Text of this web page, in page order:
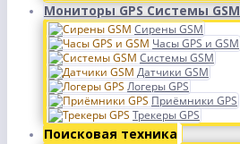
Мониторы GPS Системы GSM
Сирены GSM
Часы GPS и GSM
Системы GSM
Датчики GSM
Логеры GPS
Приёмники GPS
Трекеры GPS
Поисковая техника